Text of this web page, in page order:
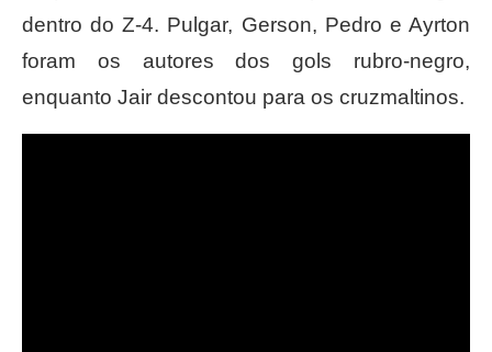
dentro do Z-4. Pulgar, Gerson, Pedro e Ayrton
foram os autores dos gols rubro-negro,
enquanto Jair descontou para os cruzmaltinos.